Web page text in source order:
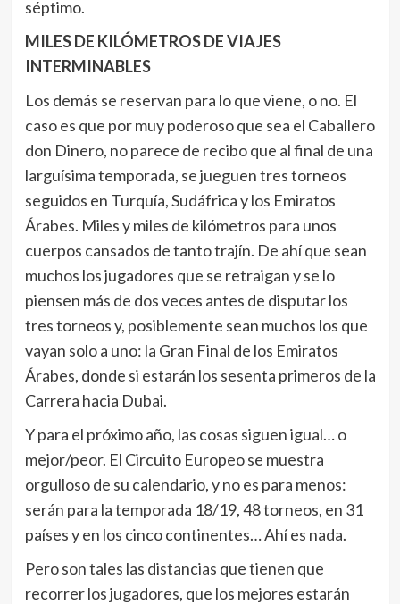
séptimo.
MILES DE KILÓMETROS DE VIAJES
INTERMINABLES
Los demás se reservan para lo que viene, o no. El
caso es que por muy poderoso que sea el Caballero
don Dinero, no parece de recibo que al final de una
larguísima temporada, se jueguen tres torneos
seguidos en Turquía, Sudáfrica y los Emiratos
Árabes. Miles y miles de kilómetros para unos
cuerpos cansados de tanto trajín. De ahí que sean
muchos los jugadores que se retraigan y se lo
piensen más de dos veces antes de disputar los
tres torneos y, posiblemente sean muchos los que
vayan solo a uno: la Gran Final de los Emiratos
Árabes, donde si estarán los sesenta primeros de la
Carrera hacia Dubai.
Y para el próximo año, las cosas siguen igual… o
mejor/peor. El Circuito Europeo se muestra
orgulloso de su calendario, y no es para menos:
serán para la temporada 18/19, 48 torneos, en 31
países y en los cinco continentes… Ahí es nada.
Pero son tales las distancias que tienen que
recorrer los jugadores, que los mejores estarán